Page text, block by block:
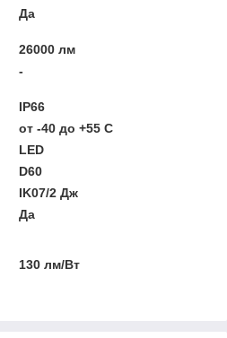
Да
26000 лм
-
IP66
от -40 до +55 C
LED
D60
IK07/2 Дж
Да
130 лм/Вт